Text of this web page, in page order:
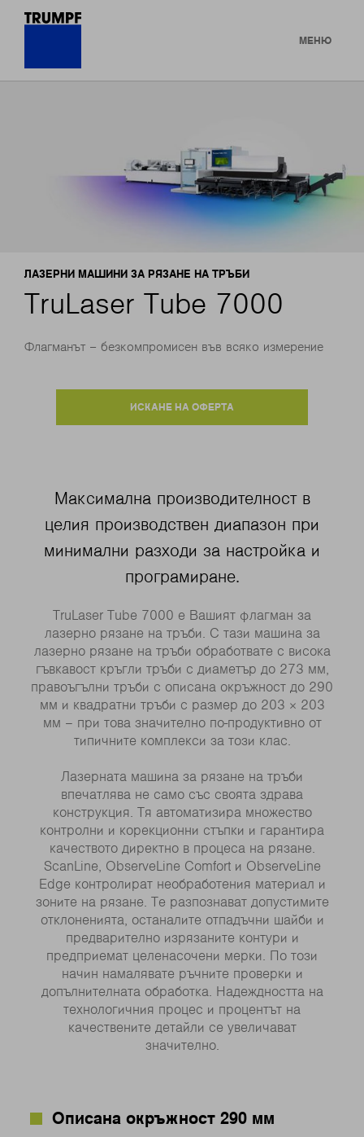
МЕНЮ
ЛАЗЕРНИ МАШИНИ ЗА РЯЗАНЕ НА ТРЪБИ
TruLaser Tube 7000
Флагманът – безкомпромисен във всяко измерение
ИСКАНЕ НА ОФЕРТА
Максимална производителност в
целия производствен диапазон при
минимални разходи за настройка и
програмиране.
TruLaser Tube 7000 е Вашият флагман за
лазерно рязане на тръби. С тази машина за
лазерно рязане на тръби обработвате с висока
гъвкавост кръгли тръби с диаметър до 273 мм,
правоъгълни тръби с описана окръжност до 290
мм и квадратни тръби с размер до 203 × 203
мм – при това значително по-продуктивно от
типичните комплекси за този клас.
Лазерната машина за рязане на тръби
впечатлява не само със своята здрава
конструкция. Тя автоматизира множество
контролни и корекционни стъпки и гарантира
качеството директно в процеса на рязане.
ScanLine, ObserveLine Comfort и ObserveLine
Edge контролират необработения материал и
зоните на рязане. Те разпознават допустимите
отклоненията, останалите отпадъчни шайби и
предварително изрязаните контури и
предприемат целенасочени мерки. По този
начин намалявате ръчните проверки и
допълнителната обработка. Надеждността на
технологичния процес и процентът на
качествените детайли се увеличават
значително.
Описана окръжност 290 мм